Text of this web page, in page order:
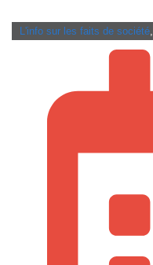
L'info sur les faits de société,